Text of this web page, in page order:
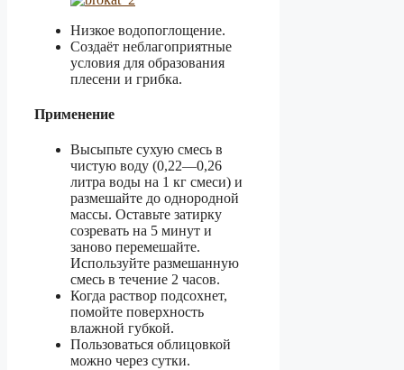
Низкое водопоглощение.
Создаёт неблагоприятные
условия для образования
плесени и грибка.
Применение
Высыпьте сухую смесь в
чистую воду (0,22—0,26
литра воды на 1 кг смеси) и
размешайте до однородной
массы. Оставьте затирку
созревать на 5 минут и
заново перемешайте.
Используйте размешанную
смесь в течение 2 часов.
Когда раствор подсохнет,
помойте поверхность
влажной губкой.
Пользоваться облицовкой
можно через сутки.